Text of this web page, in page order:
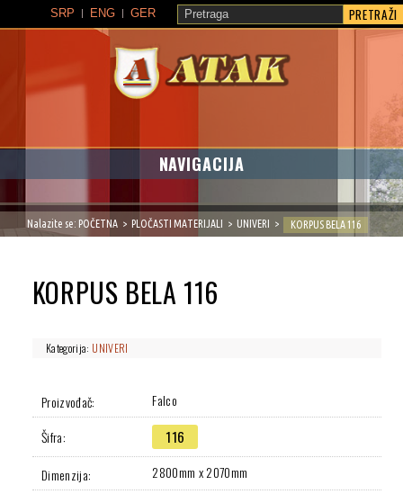
PRETRAŽI
SRP ENG GER
NAVIGACIJA
Nalazite se: POČETNA PLOČASTI MATERIJALI UNIVERI KORPUS BELA 116
KORPUS BELA 116
Kategorija: UNIVERI
Proizvođač:
Falco
Šifra:
116
Dimenzija:
2800mm x 2070mm